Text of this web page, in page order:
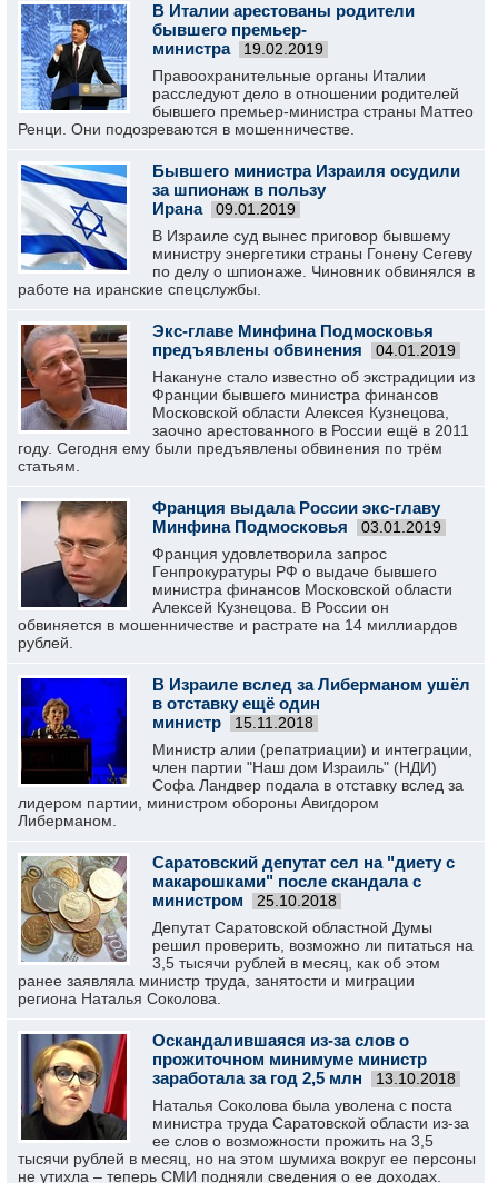
В Италии арестованы родители
бывшего премьер-
министра
19.02.2019
Правоохранительные органы Италии
расследуют дело в отношении родителей
бывшего премьер-министра страны Маттео
Ренци. Они подозреваются в мошенничестве.
Бывшего министра Израиля осудили
за шпионаж в пользу
Ирана
09.01.2019
В Израиле суд вынес приговор бывшему
министру энергетики страны Гонену Сегеву
по делу о шпионаже. Чиновник обвинялся в
работе на иранские спецслужбы.
Экс-главе Минфина Подмосковья
предъявлены обвинения
04.01.2019
Накануне стало известно об экстрадиции из
Франции бывшего министра финансов
Московской области Алексея Кузнецова,
заочно арестованного в России ещё в 2011
году. Сегодня ему были предъявлены обвинения по трём
статьям.
Франция выдала России экс-главу
Минфина Подмосковья
03.01.2019
Франция удовлетворила запрос
Генпрокуратуры РФ о выдаче бывшего
министра финансов Московской области
Алексей Кузнецова. В России он
обвиняется в мошенничестве и растрате на 14 миллиардов
рублей.
В Израиле вслед за Либерманом ушёл
в отставку ещё один
министр
15.11.2018
Министр алии (репатриации) и интеграции,
член партии "Наш дом Израиль" (НДИ)
Софа Ландвер подала в отставку вслед за
лидером партии, министром обороны Авигдором
Либерманом.
Саратовский депутат сел на "диету с
макарошками" после скандала с
министром
25.10.2018
Депутат Саратовской областной Думы
решил проверить, возможно ли питаться на
3,5 тысячи рублей в месяц, как об этом
ранее заявляла министр труда, занятости и миграции
региона Наталья Соколова.
Оскандалившаяся из-за слов о
прожиточном минимуме министр
заработала за год 2,5 млн
13.10.2018
Наталья Соколова была уволена с поста
министра труда Саратовской области из-за
ее слов о возможности прожить на 3,5
тысячи рублей в месяц, но на этом шумиха вокруг ее персоны
не утихла – теперь СМИ подняли сведения о ее доходах.